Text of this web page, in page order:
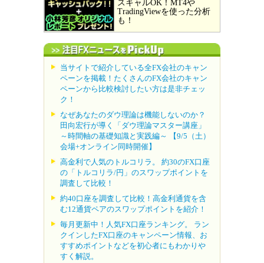
スキャルOK！MT4や
TradingViewを使った分析
も！
当サイトで紹介している全FX会社のキャン
ペーンを掲載！たくさんのFX会社のキャン
ペーンから比較検討したい方は是非チェッ
ク！
なぜあなたのダウ理論は機能しないのか？
田向宏行が導く「ダウ理論マスター講座」
～時間軸の基礎知識と実践編～ 【9/5（土）
会場+オンライン同時開催】
高金利で人気のトルコリラ。 約30のFX口座
の「トルコリラ/円」のスワップポイントを
調査して比較！
約40口座を調査して比較！高金利通貨を含
む12通貨ペアのスワップポイントを紹介！
毎月更新中！人気FX口座ランキング。 ラン
クインしたFX口座のキャンペーン情報、お
すすめポイントなどを初心者にもわかりや
すく解説。